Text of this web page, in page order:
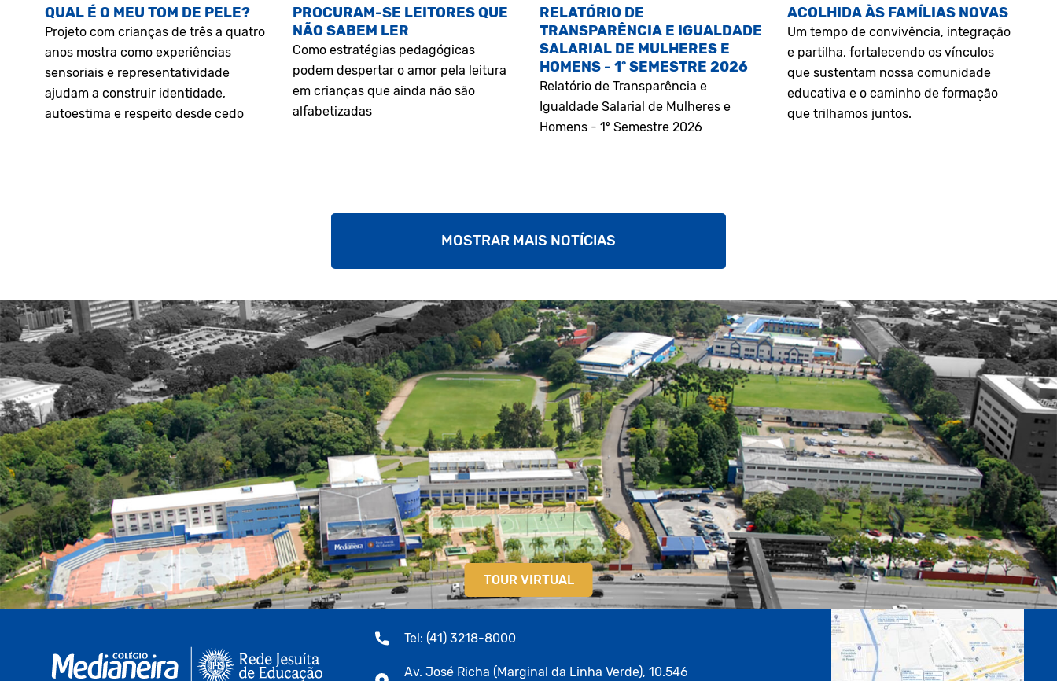
QUAL É O MEU TOM DE PELE?
Projeto com crianças de três a quatro
anos mostra como experiências
sensoriais e representatividade
ajudam a construir identidade,
autoestima e respeito desde cedo
PROCURAM-SE LEITORES QUE
NÃO SABEM LER
Como estratégias pedagógicas
podem despertar o amor pela leitura
em crianças que ainda não são
alfabetizadas
RELATÓRIO DE
TRANSPARÊNCIA E IGUALDADE
SALARIAL DE MULHERES E
HOMENS - 1º SEMESTRE 2026
Relatório de Transparência e
Igualdade Salarial de Mulheres e
Homens - 1º Semestre 2026
ACOLHIDA ÀS FAMÍLIAS NOVAS
Um tempo de convivência, integração
e partilha, fortalecendo os vínculos
que sustentam nossa comunidade
educativa e o caminho de formação
que trilhamos juntos.
MOSTRAR MAIS NOTÍCIAS
TOUR VIRTUAL
Tel: (41) 3218-8000
Av. José Richa (Marginal da Linha Verde), 10.546